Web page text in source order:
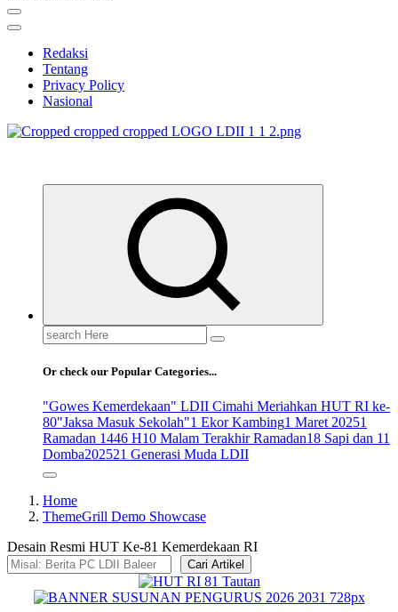
Redaksi
Tentang
Privacy Policy
Nasional
Search
for:
Or check our Popular Categories...
"Gowes Kemerdekaan" LDII Cimahi Meriahkan HUT RI ke-
80"Jaksa Masuk Sekolah"1 Ekor Kambing1 Maret 20251
Ramadan 1446 H10 Malam Terakhir Ramadan18 Sapi dan 11
Domba202521 Generasi Muda LDII
Home
ThemeGrill Demo Showcase
Desain Resmi HUT Ke-81 Kemerdekaan RI
Cari Artikel